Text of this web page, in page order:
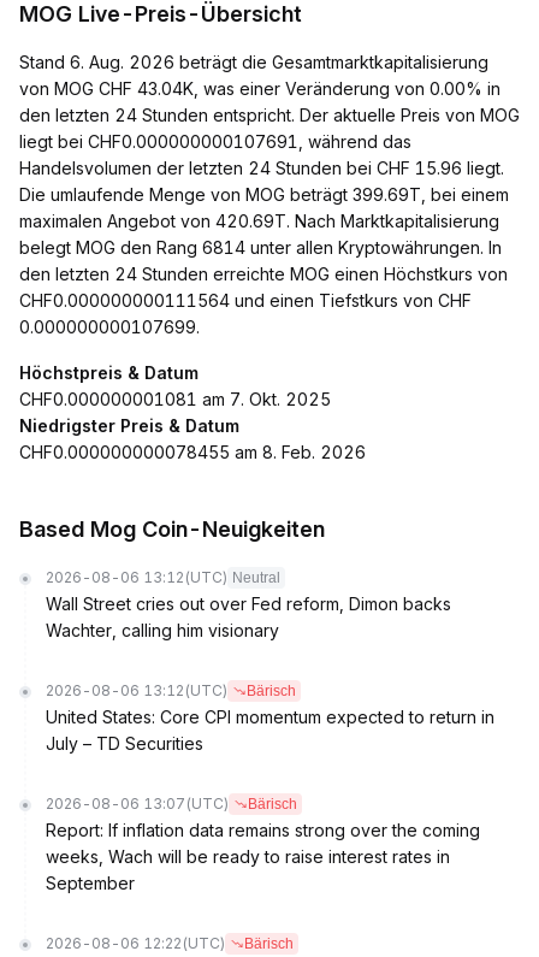
MOG Live-Preis-Übersicht
Stand 6. Aug. 2026 beträgt die Gesamtmarktkapitalisierung
von MOG CHF 43.04K, was einer Veränderung von 0.00% in
den letzten 24 Stunden entspricht. Der aktuelle Preis von MOG
liegt bei CHF0.000000000107691, während das
Handelsvolumen der letzten 24 Stunden bei CHF 15.96 liegt.
Die umlaufende Menge von MOG beträgt 399.69T, bei einem
maximalen Angebot von 420.69T. Nach Marktkapitalisierung
belegt MOG den Rang 6814 unter allen Kryptowährungen. In
den letzten 24 Stunden erreichte MOG einen Höchstkurs von
CHF0.000000000111564 und einen Tiefstkurs von CHF
0.000000000107699.
Höchstpreis & Datum
CHF0.000000001081 am 7. Okt. 2025
Niedrigster Preis & Datum
CHF0.000000000078455 am 8. Feb. 2026
Based Mog Coin-Neuigkeiten
2026-08-06 13:12 (UTC) Neutral
Wall Street cries out over Fed reform, Dimon backs
Wachter, calling him visionary
2026-08-06 13:12 (UTC) Bärisch
United States: Core CPI momentum expected to return in
July – TD Securities
2026-08-06 13:07 (UTC) Bärisch
Report: If inflation data remains strong over the coming
weeks, Wach will be ready to raise interest rates in
September
2026-08-06 12:22 (UTC) Bärisch